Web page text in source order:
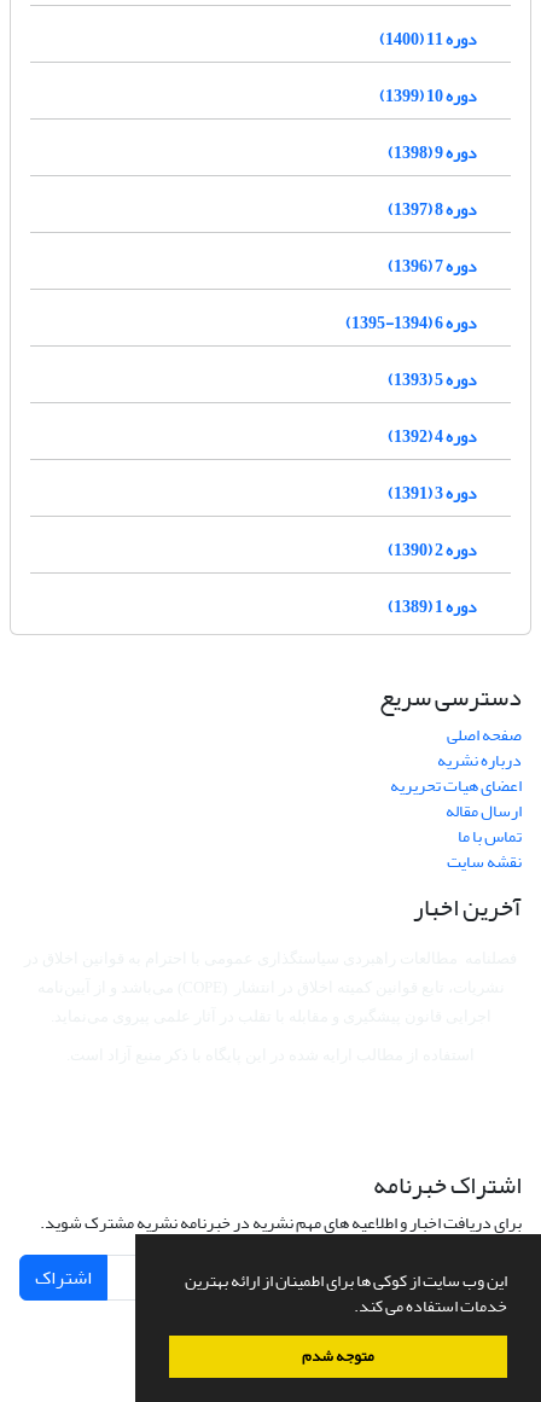
این وب سایت از کوکی ها برای اطمینان از ارائه بهترین
خدمات استفاده می کند.
متوجه شدم
دوره 11 (1400)
دوره 10 (1399)
دوره 9 (1398)
دوره 8 (1397)
دوره 7 (1396)
دوره 6 (1394-1395)
دوره 5 (1393)
دوره 4 (1392)
دوره 3 (1391)
دوره 2 (1390)
دوره 1 (1389)
دسترسی سریع
صفحه اصلی
درباره نشریه
اعضای هیات تحریریه
ارسال مقاله
تماس با ما
نقشه سایت
آخرین اخبار
اشتراک خبرنامه
برای دریافت اخبار و اطلاعیه های مهم نشریه در خبرنامه نشریه مشترک شوید.
اشتراک
سامانه مدیریت نشریات علمی.طراحی و پیاده سازی ازسیناوب